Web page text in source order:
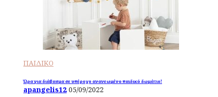
ΠΑΙΔΙΚΟ
Ώρα για διάβασμα σε υπέροχο ανανεωμένο παιδικό δωμάτιο!
apangelis12 05/09/2022